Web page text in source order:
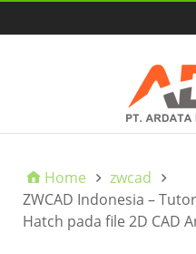
Home
zwcad
ZWCAD Indonesia –
Hatch pada file 2D CAD